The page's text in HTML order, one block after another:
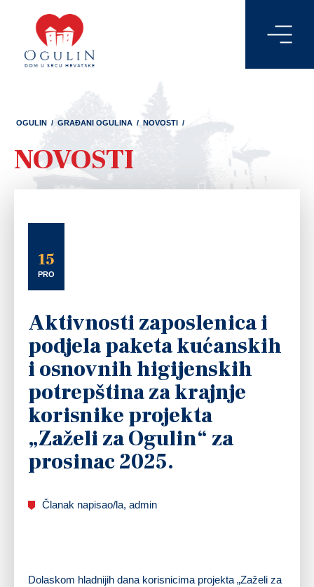
OGULIN / GRAĐANI OGULINA / NOVOSTI /
NOVOSTI
15
PRO
Aktivnosti zaposlenica i
podjela paketa kućanskih
i osnovnih higijenskih
potrepština za krajnje
korisnike projekta
„Zaželi za Ogulin“ za
prosinac 2025.
Članak napisao/la, admin
Dolaskom hladnijih dana korisnicima projekta „Zaželi za